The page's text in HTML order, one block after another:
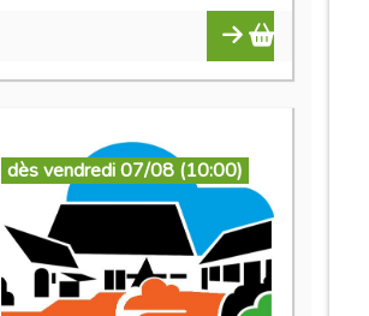
dès vendredi 07/08 (10:00)